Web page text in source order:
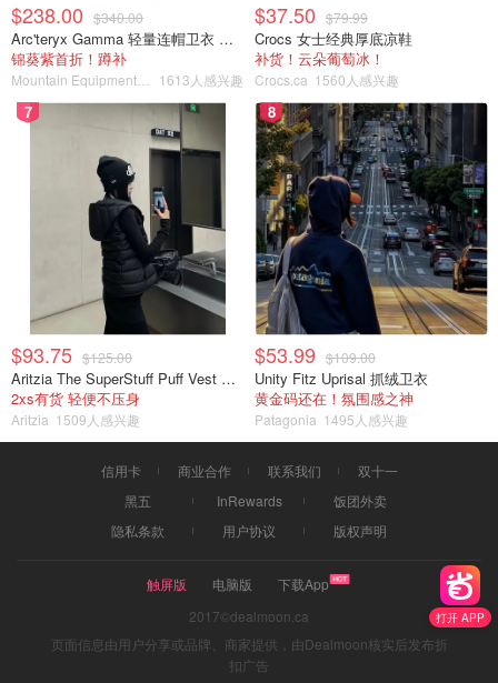
打开 APP
$238.00 $340.00
Arc'teryx Gamma 轻量连帽卫衣 女款
锦葵紫首折！蹲补
1613人感兴趣
$37.50 $79.99
Crocs 女士经典厚底凉鞋
补货！云朵葡萄冰！
Crocs.ca 1560人感兴趣
7
$93.75 $125.00
Aritzia The SuperStuff Puff Vest 轻盈亮面马甲
2xs有货 轻便不压身
Aritzia 1509人感兴趣
8
$53.99 $109.00
Unity Fitz Uprisal 抓绒卫衣
黄金码还在！氛围感之神
Patagonia 1495人感兴趣
信用卡 商业合作 联系我们
双十一
黑五
InRewards
饭团外卖
隐私条款
用户协议 版权声明
触屏版 电脑版
下载App
2017©dealmoon.ca
页面信息由用户分享或品牌、商家提供，由Dealmoon核实后发布折
扣广告